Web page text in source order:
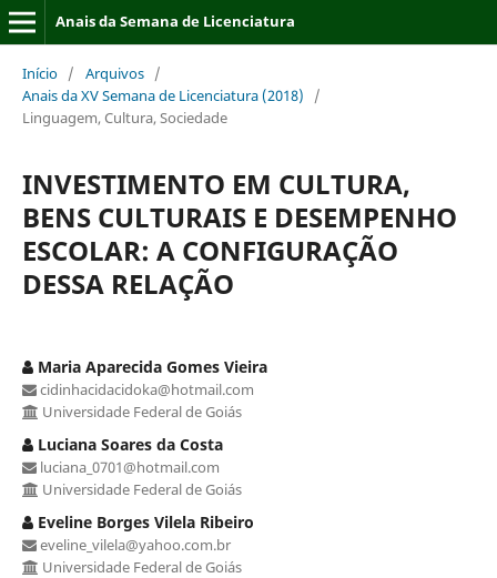
Anais da Semana de Licenciatura
Início / Arquivos /
Anais da XV Semana de Licenciatura (2018)
/
Linguagem, Cultura, Sociedade
INVESTIMENTO EM CULTURA,
BENS CULTURAIS E DESEMPENHO
ESCOLAR: A CONFIGURAÇÃO
DESSA RELAÇÃO
Maria Aparecida Gomes Vieira
cidinhacidacidoka@hotmail.com
Universidade Federal de Goiás
Luciana Soares da Costa
luciana_0701@hotmail.com
Universidade Federal de Goiás
Eveline Borges Vilela Ribeiro
eveline_vilela@yahoo.com.br
Universidade Federal de Goiás